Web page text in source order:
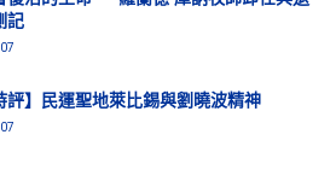
記
評】民運聖地萊比錫與劉曉波精神